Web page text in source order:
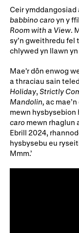
Ceir ymddangosiad
babbino caroyn y
Room with a View .
sy’n gweithredu fel
chlywed yn llawn yn
Mae'r dôn enwog
a thraciau sain
Holiday Strictly
Mandolin, ac
mewn hysbysebion
caro mewn rhaglun
Ebrill 2024,
hysbysebu eu
Mmm.’